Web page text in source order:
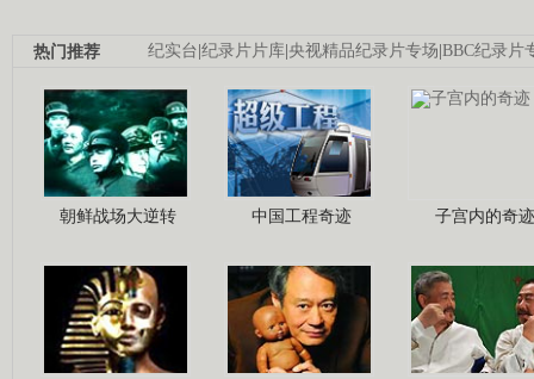
纪实台|纪录片片库|央视精品纪录片专场|BBC纪录片
热门推荐
朝鲜战场大逆转 中国工程奇迹 子宫内的奇迹